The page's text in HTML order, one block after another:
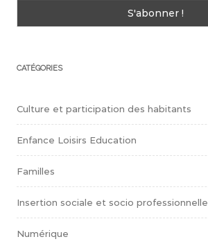
CATÉGORIES
Culture et participation des habitants
Enfance Loisirs Education
Familles
Insertion sociale et socio professionnelle
Numérique